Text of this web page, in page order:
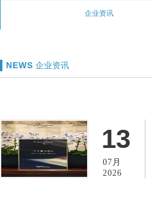
企业资讯
NEWS 企业资讯
13
07月
2026